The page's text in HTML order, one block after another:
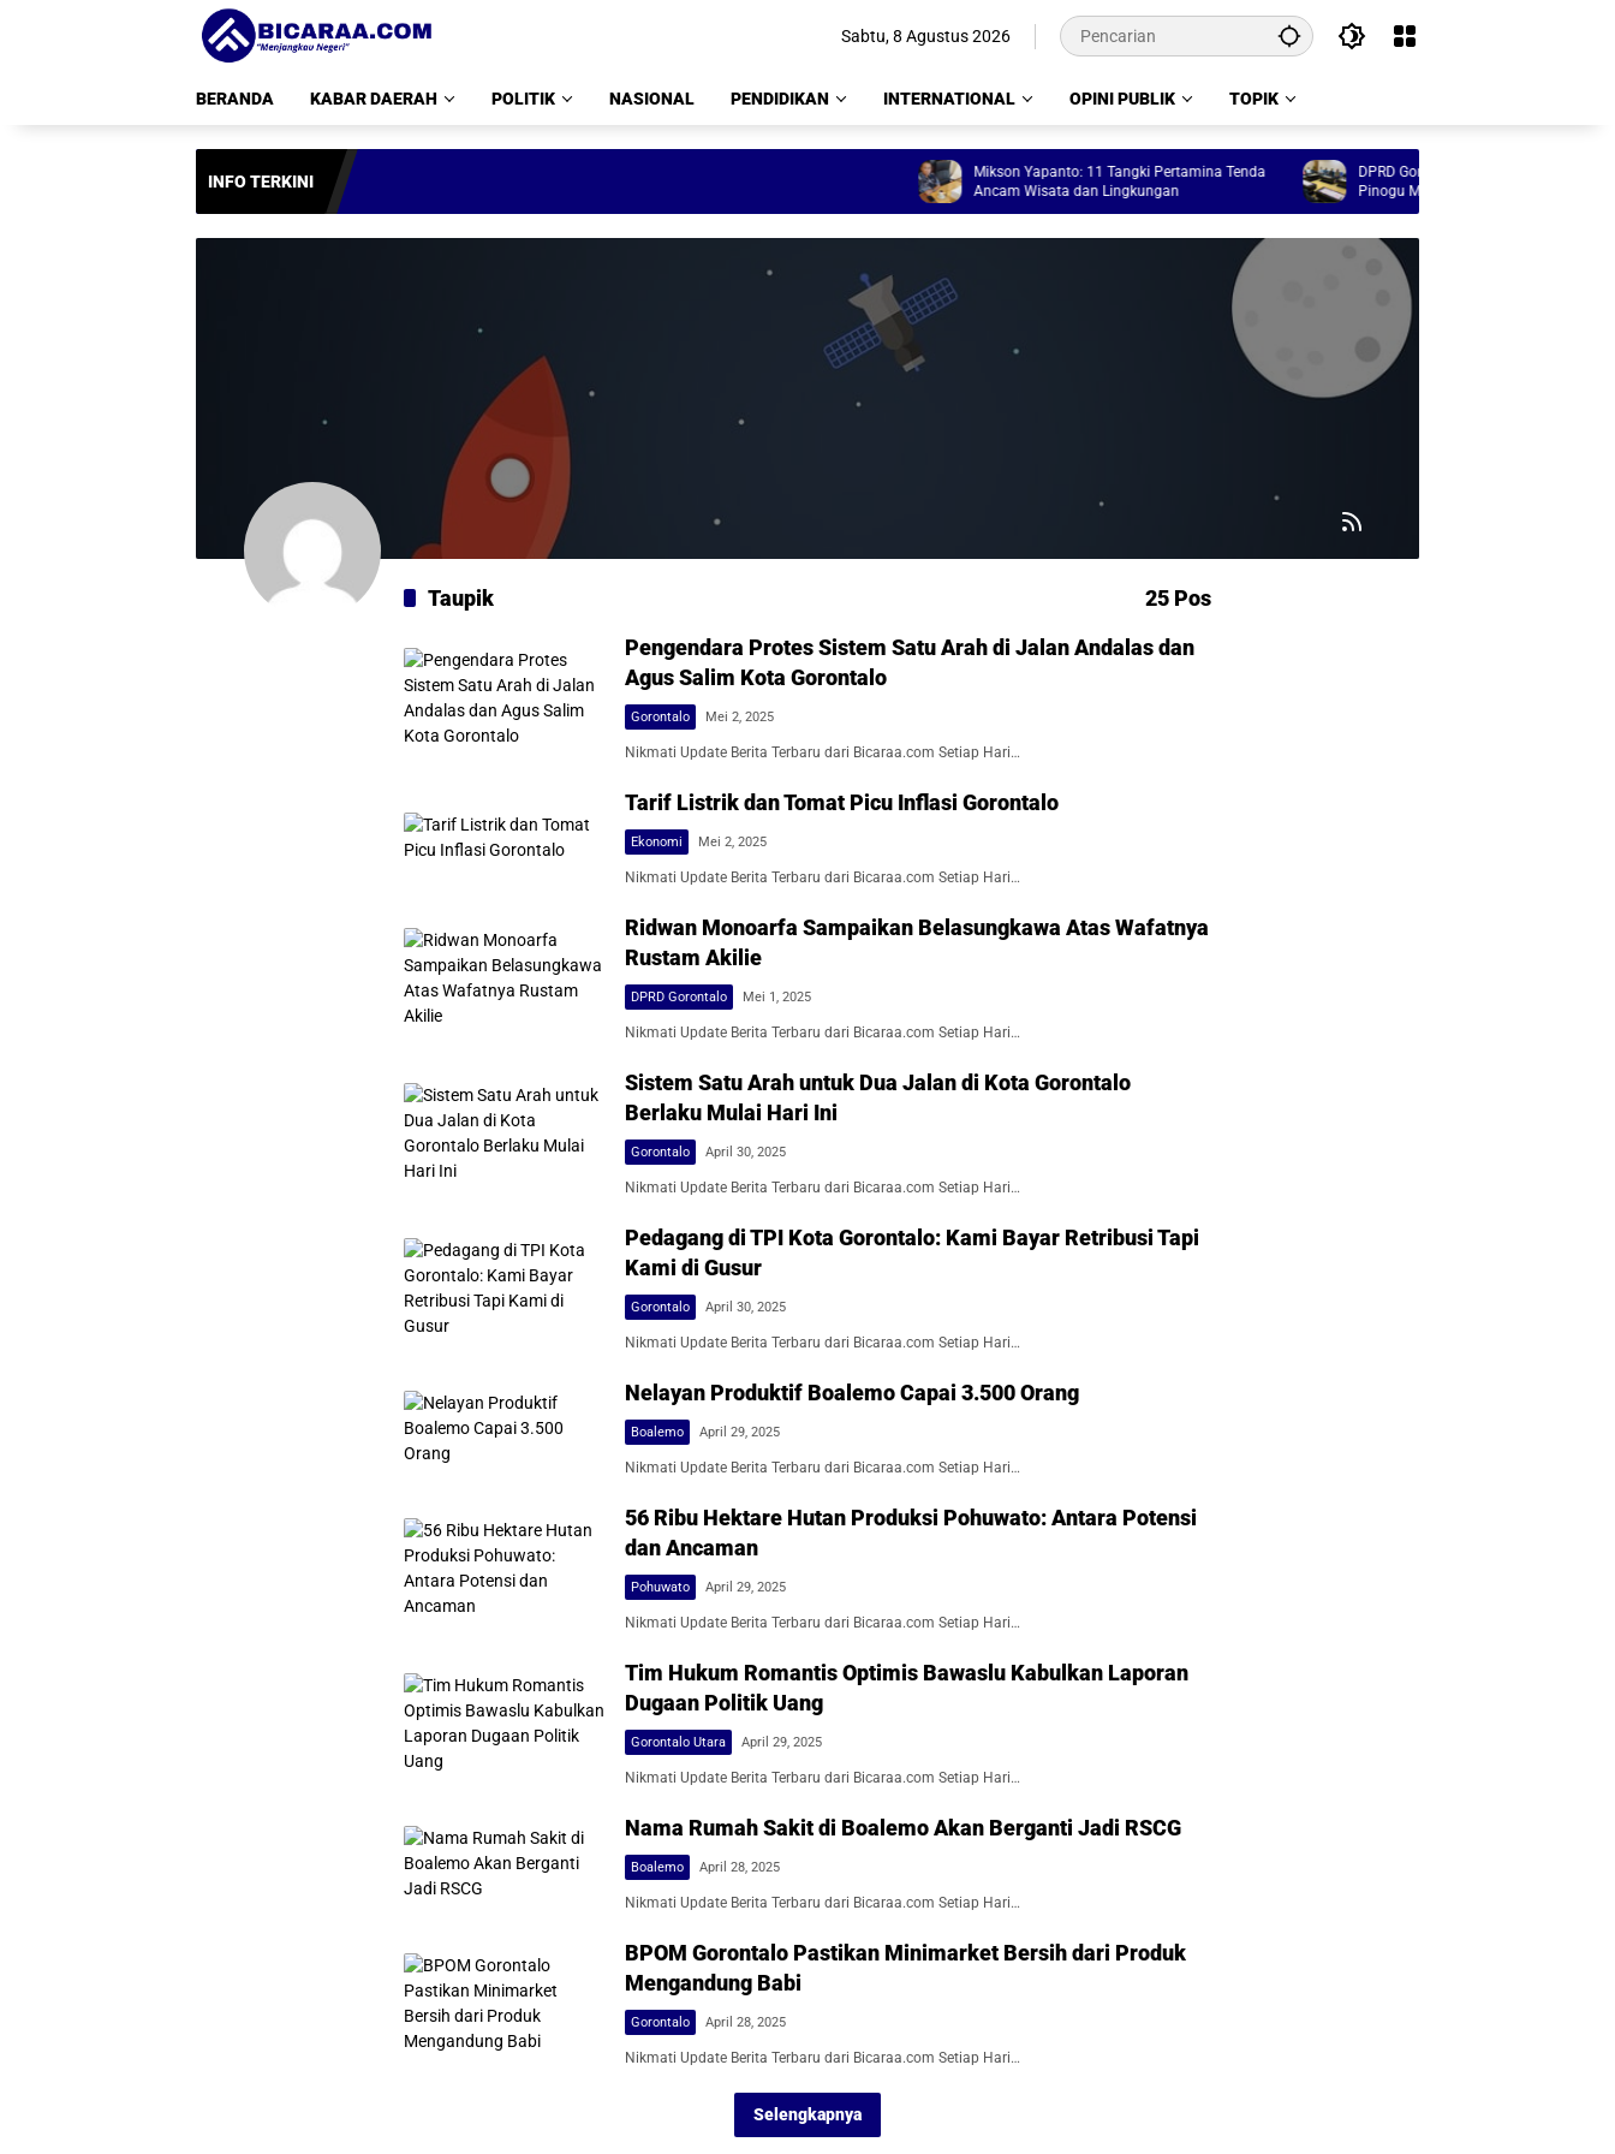
Sabtu, 8 Agustus 2026
BERANDA KABAR DAERAH POLITIK NASIONAL PENDIDIKAN INTERNATIONAL OPINI PUBLIK TOPIK
INFO TERKINI
Mikson Yapanto: 11 Tangki Pertamina Tenda
Ancam Wisata dan Lingkungan
DPRD Gorontalo Kawal Program Tulabolo
Pinogu Masuk Anggaran 2027
Taupik
25 Pos
Pengendara Protes Sistem Satu Arah di Jalan Andalas dan
Agus Salim Kota Gorontalo
Gorontalo Mei 2, 2025
Nikmati Update Berita Terbaru dari Bicaraa.com Setiap Hari…
Tarif Listrik dan Tomat Picu Inflasi Gorontalo
Ekonomi Mei 2, 2025
Nikmati Update Berita Terbaru dari Bicaraa.com Setiap Hari…
Ridwan Monoarfa Sampaikan Belasungkawa Atas Wafatnya
Rustam Akilie
DPRD Gorontalo Mei 1, 2025
Nikmati Update Berita Terbaru dari Bicaraa.com Setiap Hari…
Sistem Satu Arah untuk Dua Jalan di Kota Gorontalo
Berlaku Mulai Hari Ini
Gorontalo April 30, 2025
Nikmati Update Berita Terbaru dari Bicaraa.com Setiap Hari…
Pedagang di TPI Kota Gorontalo: Kami Bayar Retribusi Tapi
Kami di Gusur
Gorontalo April 30, 2025
Nikmati Update Berita Terbaru dari Bicaraa.com Setiap Hari…
Nelayan Produktif Boalemo Capai 3.500 Orang
Boalemo April 29, 2025
Nikmati Update Berita Terbaru dari Bicaraa.com Setiap Hari…
56 Ribu Hektare Hutan Produksi Pohuwato: Antara Potensi
dan Ancaman
Pohuwato April 29, 2025
Nikmati Update Berita Terbaru dari Bicaraa.com Setiap Hari…
Tim Hukum Romantis Optimis Bawaslu Kabulkan Laporan
Dugaan Politik Uang
Gorontalo Utara April 29, 2025
Nikmati Update Berita Terbaru dari Bicaraa.com Setiap Hari…
Nama Rumah Sakit di Boalemo Akan Berganti Jadi RSCG
Boalemo April 28, 2025
Nikmati Update Berita Terbaru dari Bicaraa.com Setiap Hari…
BPOM Gorontalo Pastikan Minimarket Bersih dari Produk
Mengandung Babi
Gorontalo April 28, 2025
Nikmati Update Berita Terbaru dari Bicaraa.com Setiap Hari…
Selengkapnya